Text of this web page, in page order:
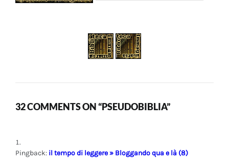
32 COMMENTS ON “PSEUDOBIBLIA”
Pingback: il tempo di leggere » Bloggando qua e là (8)